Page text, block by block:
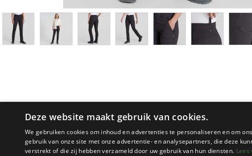
Deze website maakt gebruik van cookies.
We gebruiken cookies om inhoud en advertenties te personaliseren en om
gebruik van onze site met onze advertentie- en analysepartners, die deze
verstrekt of die zij hebben verzameld door uw gebruik van hun diensten. Lees